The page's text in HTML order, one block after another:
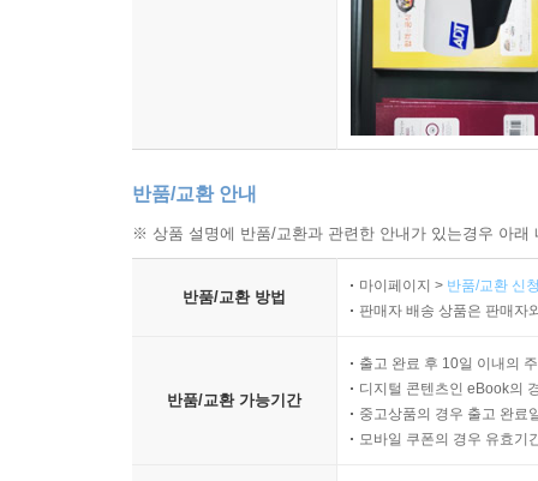
반품/교환 안내
※ 상품 설명에 반품/교환과 관련한 안내가 있는경우 아
반품/교환 방법
마이페이지 > 반품/교환 신
판매자 배송 상품은 판매자
반품/교환 가능기간
출고 완료 후 10일 이내의
디지털 콘텐츠인 eBook의
중고상품의 경우 출고 완료
모바일 쿠폰의 경우 유효기